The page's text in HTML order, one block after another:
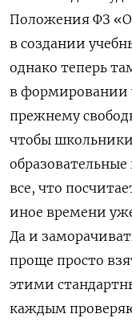
Положения ФЗ
в создании
однако теперь
в формировании
прежнему
чтобы
все, что
иное времени
Да и
проще просто
этими
каждым